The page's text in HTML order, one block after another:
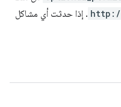
. إذا حدثت أي مشاكل